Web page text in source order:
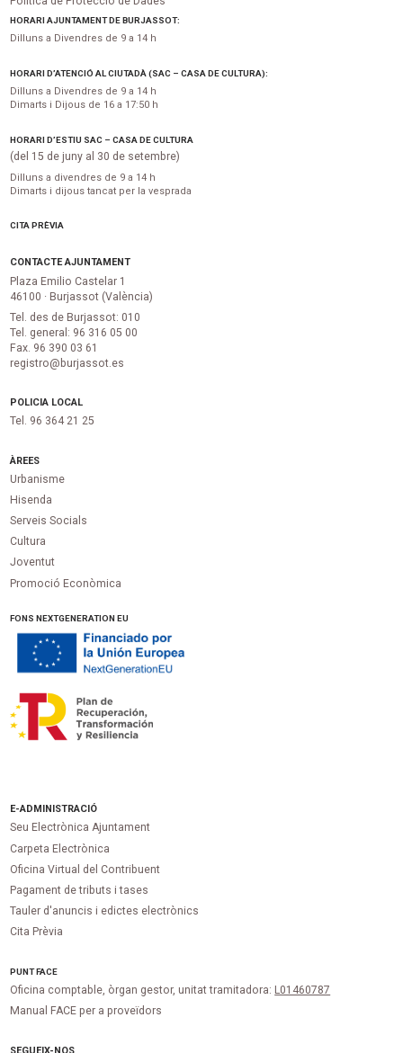
HORARI AJUNTAMENT DE BURJASSOT:
Dilluns a Divendres de 9 a 14 h
HORARI D’ATENCIÓ AL CIUTADÀ (SAC – CASA DE CULTURA):
Dilluns a Divendres de 9 a 14 h
Dimarts i Dijous de 16 a 17:50 h
HORARI D’ESTIU SAC – CASA DE CULTURA
(del 15 de juny al 30 de setembre)
Dilluns a divendres de 9 a 14 h
Dimarts i dijous tancat per la vesprada
CITA PRÈVIA
CONTACTE AJUNTAMENT
Plaza Emilio Castelar 1
46100 · Burjassot (València)
Tel. des de Burjassot: 010
Tel. general: 96 316 05 00
Fax. 96 390 03 61
registro@burjassot.es
POLICIA LOCAL
Tel. 96 364 21 25
ÀREES
Urbanisme
Hisenda
Serveis Socials
Cultura
Joventut
Promoció Econòmica
FONS NEXTGENERATION EU
E-ADMINISTRACIÓ
Seu Electrònica Ajuntament
Carpeta Electrònica
Oficina Virtual del Contribuent
Pagament de tributs i tases
Tauler d'anuncis i edictes electrònics
Cita Prèvia
PUNTFACE
Oficina comptable, òrgan gestor, unitat tramitadora: L01460787
Manual FACE per a proveïdors
SEGUEIX-NOS